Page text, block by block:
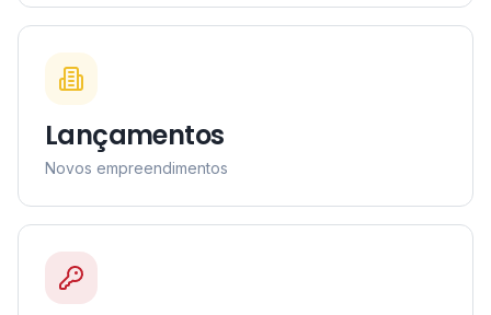
Lançamentos
Novos empreendimentos